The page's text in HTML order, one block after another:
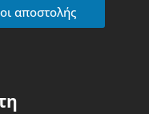
αποστολής